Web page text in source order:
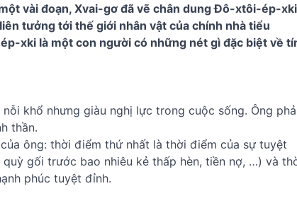
vài đoạn, Xvai-gơ đã vẽ chân dung Đô-xtôi-ép-xki
tưởng tới thế giới nhân vật của chính nhà tiểu
xki là một con người có những nét gì đặc biệt về
khổ nhưng giàu nghị lực trong cuộc sống. Ông
thần.
ông: thời điểm thứ nhất là thời điểm của sự tuyệt
gối trước bao nhiêu kẻ thấp hèn, tiền nợ, …) và
phúc tuyệt đỉnh.